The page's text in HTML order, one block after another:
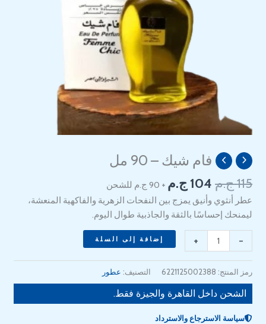
فام شيك – 90 مل
115ج.م
السعر
الأصلي
هو:
115 EGP.
104 ج.م
السعر
هو:
104 EGP.
+ 90 ج.م للشحن
عطر أنثوي وأنيق يمزج بين النفحات الزهرية والفاكهية المنعشة،
ليمنحك إحساسًا بالثقة والجاذبية طوال اليوم.
-
كمية
chic
90
ml
+ إضافة إلى السلة
رمز المنتج: 6221125002388 التصنيف: عطور
الشحن داخل القاهرة والجيزة فقط.
سياسة الاسترجاع والاسترداد